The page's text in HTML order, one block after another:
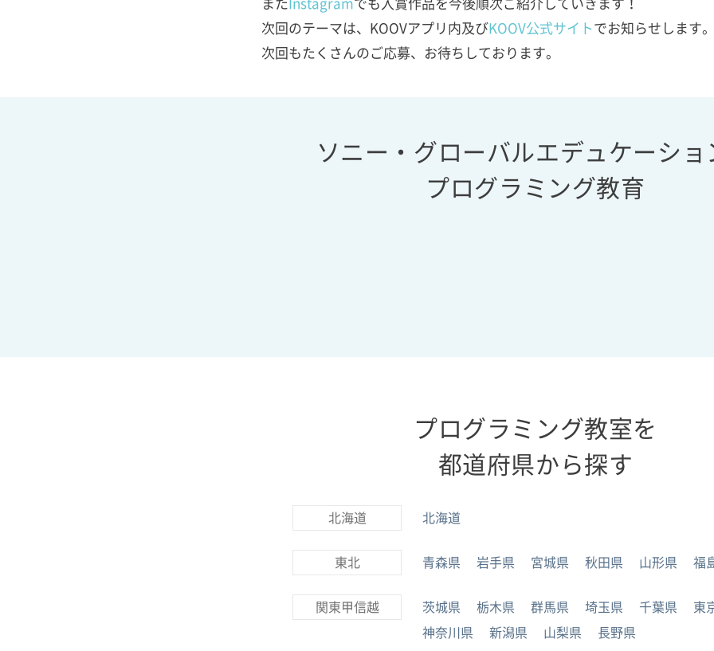
また Instagramでも入賞作品を今後順次ご紹介していきます！
次回のテーマは、KOOVアプリ内及びKOOV公式サイトでお知らせします。
次回もたくさんのご応募、お待ちしております。
ソニー・グローバルエデュケーショ
プログラミング教育
プログラミング教室を
都道府県から探す
北海道 北海道
東北 青森県 岩手県 宮城県 秋田県 山形県 福
関東甲信越 茨城県 栃木県 群馬県 埼玉県 千葉県
東
神奈川県
新潟県 山梨県 長野県